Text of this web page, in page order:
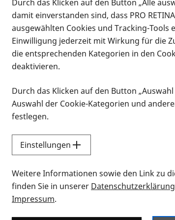
Infomaterial
Infomaterial
Vorlesen
Alle
Sie möchten wissen,
Durch das Klicken auf den Button „Alle
damit einverstanden sind, dass PRO
ausgewählten Cookies und Tracking-Tools
Einwilligung jederzeit mit Wirkung für die
die entsprechenden Kategorien in den
deaktivieren.
Durch das Klicken auf den Button
Auswahl der Cookie-Kategorien und
festlegen.
Einstellungen
Weitere Informationen sowie den Link zu
finden Sie in unserer Datenschutzerklärung
Impressum.